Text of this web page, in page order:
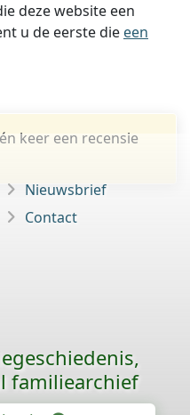
deze website een
u de eerste die een
keer een recensie
Nieuwsbrief
Contact
familiearchief